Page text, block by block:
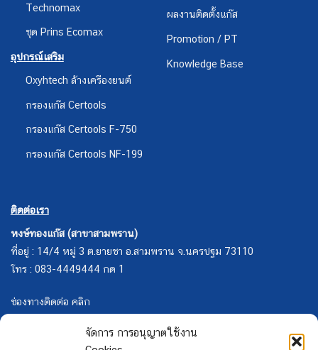
จัดการ การอนุญาตใช้งาน
Technomax
ชุด Prins Ecomax
อุปกรณ์เสริม
Oxyhtech ล้างเครืองยนต์
กรองแก๊ส Certools
กรองแก๊ส Certools F-750
กรองแก๊ส Certools NF-199
ผลงานติดตั้งแก๊ส
Promotion / PT
Knowledge Base
ติดต่อเรา
หงษ์ทองแก๊ส (สาขาสามพราน)
ที่อยู่ : 14/4 หมู่ 3 ต.ยายชา อ.สามพราน จ.นครปฐม 73110
โทร : 083-4449444 กด 1
ช่องทางติดต่อ คลิก